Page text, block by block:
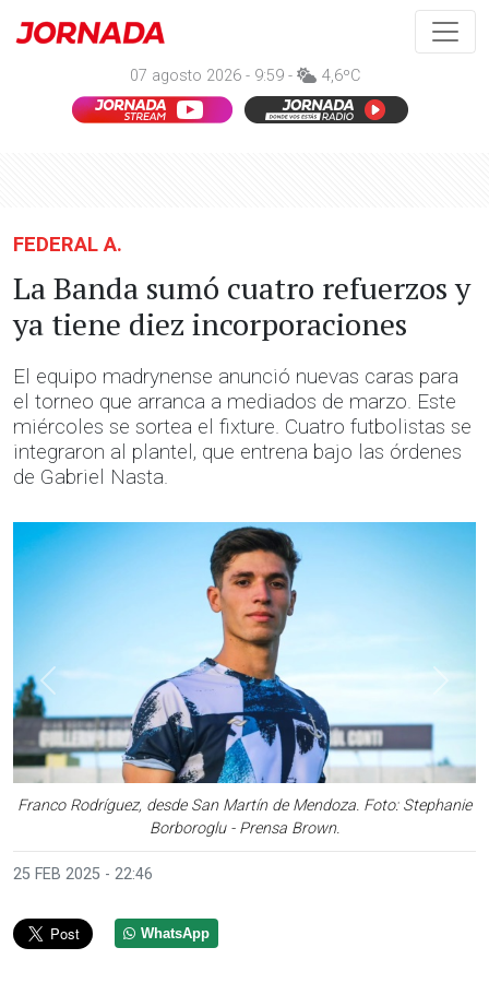
07 agosto 2026 - 9:59 - 4,6ºC
FEDERAL A.
La Banda sumó cuatro refuerzos y
ya tiene diez incorporaciones
El equipo madrynense anunció nuevas caras para
el torneo que arranca a mediados de marzo. Este
miércoles se sortea el fixture. Cuatro futbolistas se
integraron al plantel, que entrena bajo las órdenes
de Gabriel Nasta.
Franco Rodríguez, desde San Martín de Mendoza. Foto: Stephanie
Borboroglu - Prensa Brown.
Anterior
25 FEB 2025 - 22:46
WhatsApp